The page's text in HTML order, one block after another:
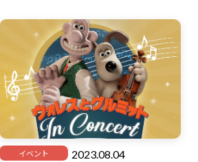
イベント 2023.08.04